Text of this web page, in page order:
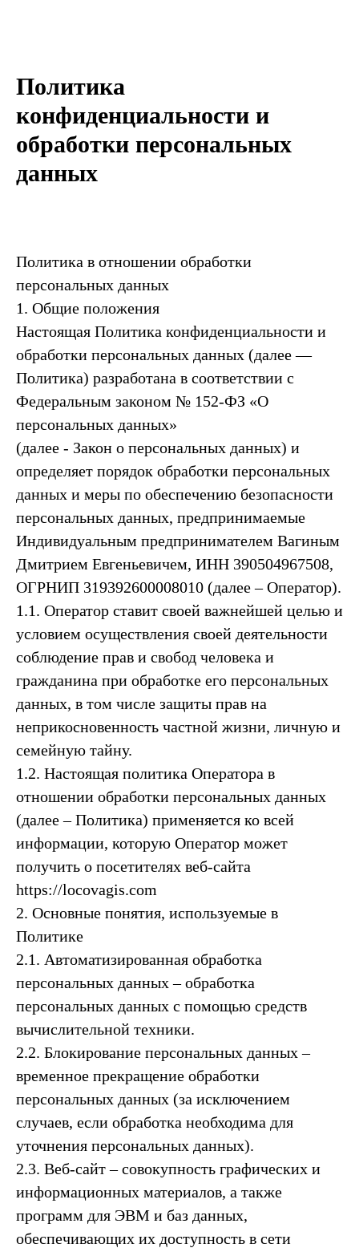
Политика
конфиденциальности и
обработки персональных
данных
Политика в отношении обработки
персональных данных
1. Общие положения
Настоящая Политика конфиденциальности и
обработки персональных данных (далее —
Политика) разработана в соответствии с
Федеральным законом № 152-ФЗ «О
персональных данных»
(далее - Закон о персональных данных) и
определяет порядок обработки персональных
данных и меры по обеспечению безопасности
персональных данных, предпринимаемые
Индивидуальным предпринимателем Вагиным
Дмитрием Евгеньевичем, ИНН 390504967508,
ОГРНИП 319392600008010 (далее – Оператор).
1.1. Оператор ставит своей важнейшей целью и
условием осуществления своей деятельности
соблюдение прав и свобод человека и
гражданина при обработке его персональных
данных, в том числе защиты прав на
неприкосновенность частной жизни, личную и
семейную тайну.
1.2. Настоящая политика Оператора в
отношении обработки персональных данных
(далее – Политика) применяется ко всей
информации, которую Оператор может
получить о посетителях веб-сайта
https://locovagis.com
2. Основные понятия, используемые в
Политике
2.1. Автоматизированная обработка
персональных данных – обработка
персональных данных с помощью средств
вычислительной техники.
2.2. Блокирование персональных данных –
временное прекращение обработки
персональных данных (за исключением
случаев, если обработка необходима для
уточнения персональных данных).
2.3. Веб-сайт – совокупность графических и
информационных материалов, а также
программ для ЭВМ и баз данных,
обеспечивающих их доступность в сети